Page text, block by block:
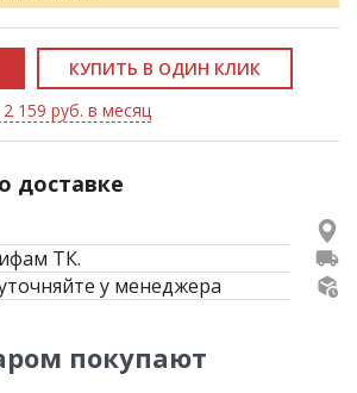
КУПИТЬ В ОДИН КЛИК
159 руб. в месяц
доставке
ТК.
у менеджера
покупают